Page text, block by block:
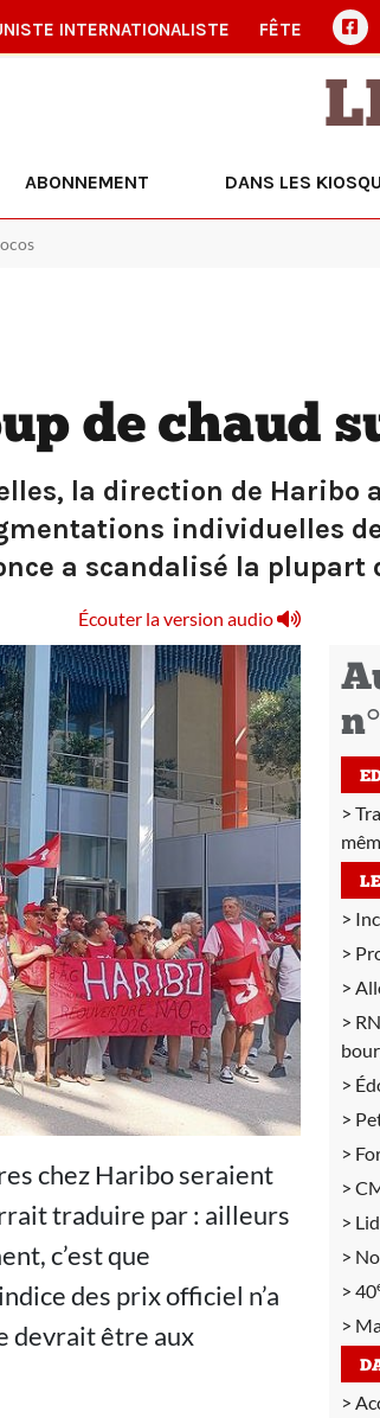
INTERNATIONALISTE FÊTE
ABONNEMENT DANS LES
de chaud
la direction de Haribo
individuelles
a scandalisé la plupart
Écouter la version audio
chez Haribo seraient
traduire par : ailleurs
c’est que
des prix officiel n’a
devrait être aux
40